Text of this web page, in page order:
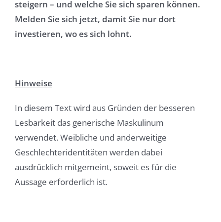
steigern – und welche Sie sich sparen können.
Melden Sie sich jetzt, damit Sie nur dort
investieren, wo es sich lohnt.
Hinweise
In diesem Text wird aus Gründen der besseren
Lesbarkeit das generische Maskulinum
verwendet. Weibliche und anderweitige
Geschlechteridentitäten werden dabei
ausdrücklich mitgemeint, soweit es für die
Aussage erforderlich ist.